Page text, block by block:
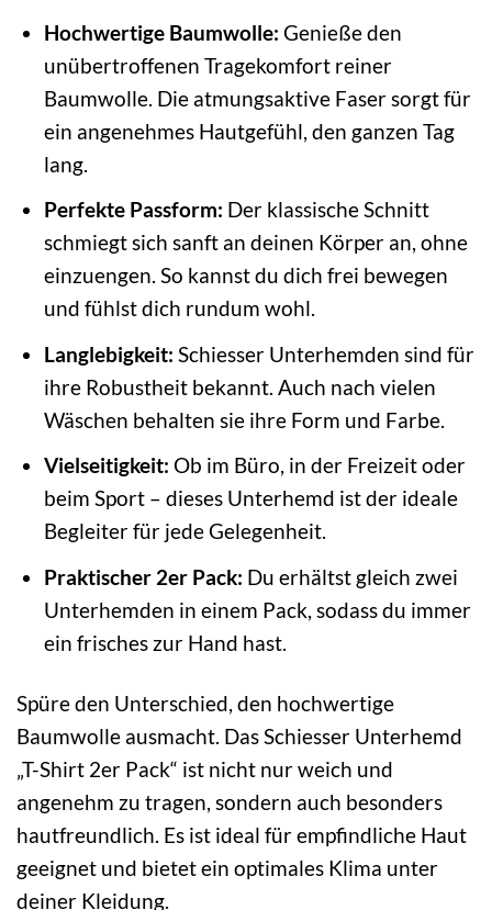
Hochwertige Baumwolle: Genieße den
unübertroffenen Tragekomfort reiner
Baumwolle. Die atmungsaktive Faser sorgt für
ein angenehmes Hautgefühl, den ganzen Tag
lang.
Perfekte Passform: Der klassische Schnitt
schmiegt sich sanft an deinen Körper an, ohne
einzuengen. So kannst du dich frei bewegen
und fühlst dich rundum wohl.
Langlebigkeit: Schiesser Unterhemden sind für
ihre Robustheit bekannt. Auch nach vielen
Wäschen behalten sie ihre Form und Farbe.
Vielseitigkeit: Ob im Büro, in der Freizeit oder
beim Sport – dieses Unterhemd ist der ideale
Begleiter für jede Gelegenheit.
Praktischer 2er Pack: Du erhältst gleich zwei
Unterhemden in einem Pack, sodass du immer
ein frisches zur Hand hast.
Spüre den Unterschied, den hochwertige
Baumwolle ausmacht. Das Schiesser Unterhemd
„T-Shirt 2er Pack“ ist nicht nur weich und
angenehm zu tragen, sondern auch besonders
hautfreundlich. Es ist ideal für empfindliche Haut
geeignet und bietet ein optimales Klima unter
deiner Kleidung.